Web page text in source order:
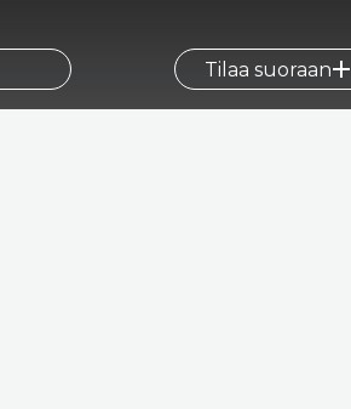
Tilaa suoraan